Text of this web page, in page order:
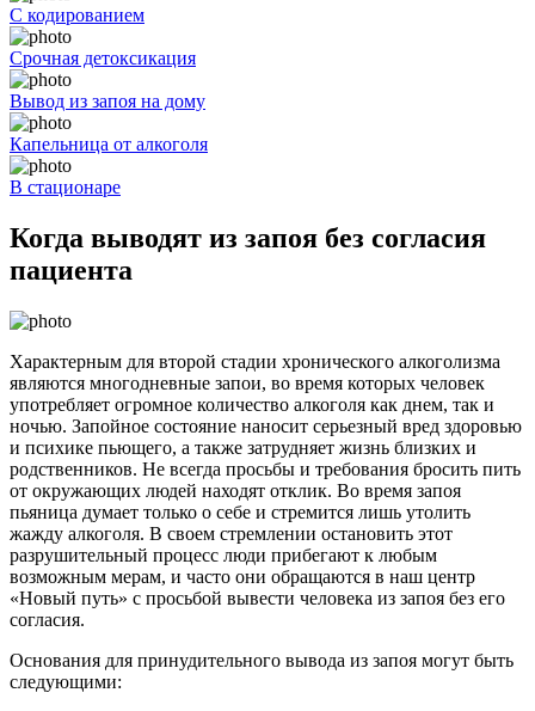
С кодированием
Срочная детоксикация
Вывод из запоя на дому
Капельница от алкоголя
В стационаре
Когда выводят из запоя без согласия
пациента
Характерным для второй стадии хронического алкоголизма
являются многодневные запои, во время которых человек
употребляет огромное количество алкоголя как днем, так и
ночью. Запойное состояние наносит серьезный вред здоровью
и психике пьющего, а также затрудняет жизнь близких и
родственников. Не всегда просьбы и требования бросить пить
от окружающих людей находят отклик. Во время запоя
пьяница думает только о себе и стремится лишь утолить
жажду алкоголя. В своем стремлении остановить этот
разрушительный процесс люди прибегают к любым
возможным мерам, и часто они обращаются в наш центр
«Новый путь» с просьбой вывести человека из запоя без его
согласия.
Основания для принудительного вывода из запоя могут быть
следующими: